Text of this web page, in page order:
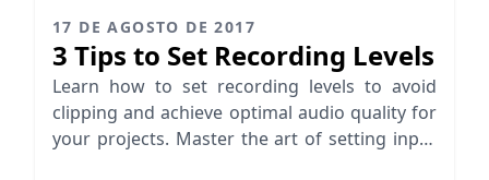
17 DE AGOSTO DE 2017
3 Tips to Set Recording Levels
Learn how to set recording levels to avoid
clipping and achieve optimal audio quality for
your projects. Master the art of setting input